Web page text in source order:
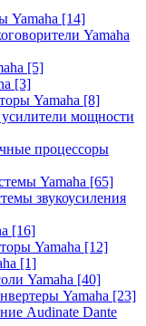
Yamaha [14]
Yamaha
[5]
[3]
Yamaha [8]
мощности
процессоры
Yamaha [65]
звукоусиления
[16]
Yamaha [12]
[1]
Yamaha [40]
Yamaha [23]
Audinate Dante